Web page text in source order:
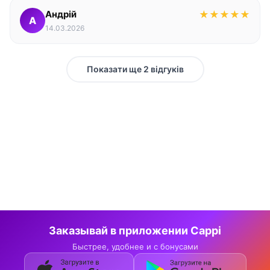
А
Андрій ★ ★ ★ ★ ★
14.03.2026
Показати ще 2 відгуків
Заказывай в приложении Cappi
Быстрее, удобнее и с бонусами